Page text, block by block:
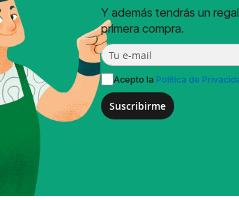
Y además tendrás un
primera compra.
Acepto la Política de
Suscribirme